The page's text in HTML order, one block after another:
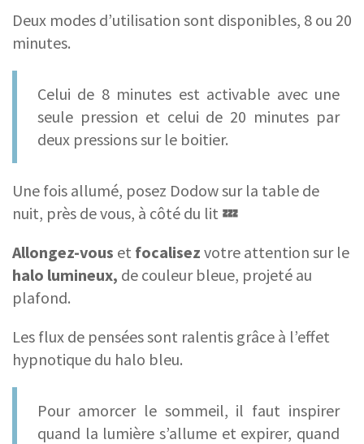
Deux modes d’utilisation sont disponibles, 8 ou 20
minutes.
Celui de 8 minutes est activable avec une
seule pression et celui de 20 minutes par
deux pressions sur le boitier.
Une fois allumé, posez Dodow sur la table de
nuit, près de vous, à côté du lit 💤
Allongez-vous et focalisez votre attention sur le
halo lumineux, de couleur bleue, projeté au
plafond.
Les flux de pensées sont ralentis grâce à l’effet
hypnotique du halo bleu.
Pour amorcer le sommeil, il faut inspirer
quand la lumière s’allume et expirer, quand